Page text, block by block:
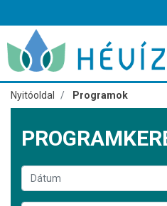
Nyitóoldal Programok